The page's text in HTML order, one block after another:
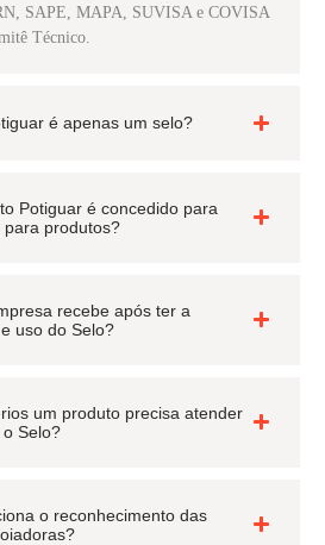
SAPE, MAPA, SUVISA e COVISA
Técnico.
é apenas um selo?
Potiguar é concedido para
produtos?
recebe após ter a
uso do Selo?
um produto precisa atender
Selo?
o reconhecimento das